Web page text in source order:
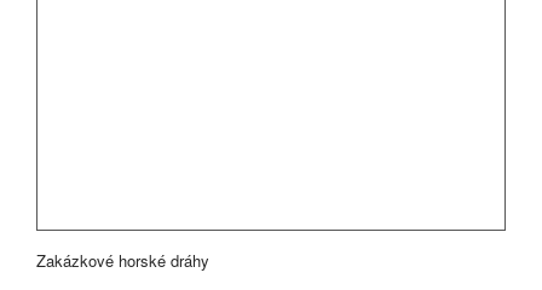
Zakázkové horské dráhy